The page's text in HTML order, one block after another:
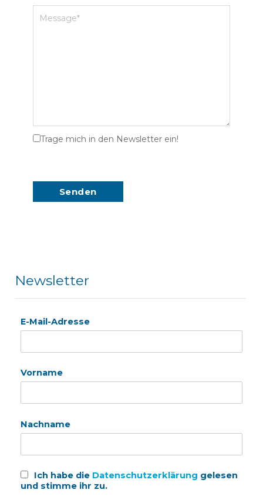
Trage mich in den Newsletter ein!
Newsletter
E-Mail-Adresse
Vorname
Nachname
Ich habe die Datenschutzerklärung gelesen
und stimme ihr zu.